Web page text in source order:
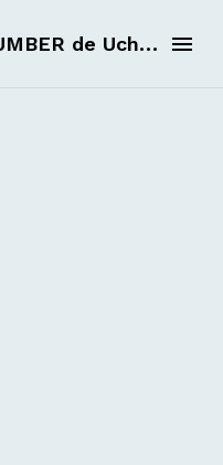
Pedidos PAINT BY NUMBER de Uchiselection